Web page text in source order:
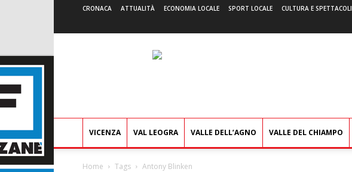
CRONACA ATTUALITÀ ECONOMIA LOCALE SPORT LOCALE CULTURA E SPETTACOLI
VICENZA VAL LEOGRA VALLE DELL’AGNO VALLE DEL CHIAMPO
Home Tags Antony Blinken